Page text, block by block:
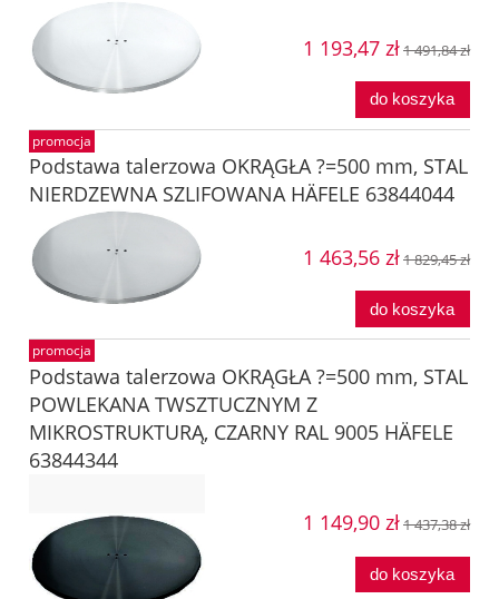
1 193,47 zł1 491,84 zł
do koszyka
Podstawa talerzowa OKRĄGŁA ?=500 mm, STAL
NIERDZEWNA SZLIFOWANA HÄFELE 63844044
1 463,56 zł1 829,45 zł
do koszyka
promocja
Podstawa talerzowa OKRĄGŁA ?=500 mm, STAL
POWLEKANA TWSZTUCZNYM Z
MIKROSTRUKTURĄ, CZARNY RAL 9005 HÄFELE
63844344
1 149,90 zł1 437,38 zł
do koszyka
promocja